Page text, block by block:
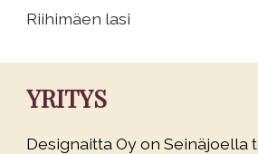
Riihimäen lasi
YRITYS
Designaitta Oy on Seinäjoella